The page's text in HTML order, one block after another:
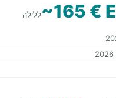
~165 €ללילה